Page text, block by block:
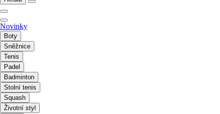
Novinky
Boty
Sněžnice
Tenis
Padel
Badminton
Stolní tenis
Squash
Životní styl